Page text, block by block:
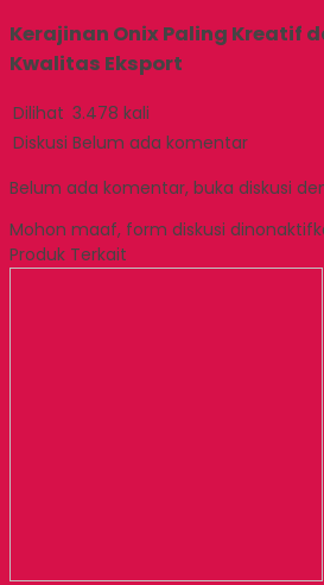
Kerajinan Onix Paling Kreatif
Kwalitas Eksport
Dilihat 3.478 kali
Diskusi Belum ada komentar
Belum ada komentar, buka diskusi
Mohon maaf, form diskusi
Produk Terkait